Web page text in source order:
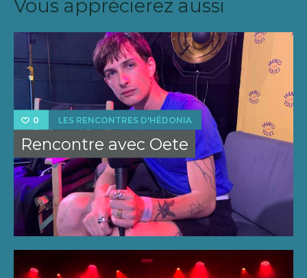
Vous apprécierez aussi
0 LES RENCONTRES D'HÉDONIA
Rencontre avec Oete